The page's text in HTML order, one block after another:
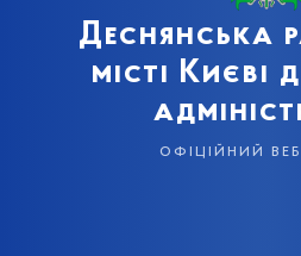
Деснянська
місті Києві
офіційний